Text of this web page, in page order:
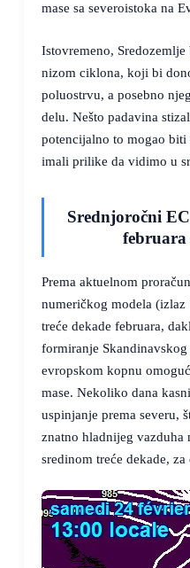
mase sa severoistoka na
Istovremeno,
nizom ciklona, koji bi
poluostrvu, a posebno
delu. Nešto padavina
potencijalno to mogao
imali prilike da vidimo u
Srednjoročni
februara
Prema aktuelnom
numeričkog modela
treće dekade februara,
formiranje
evropskom kopnu
mase. Nekoliko dana
uspinjanje prema severu,
znatno hladnijeg vazduha
sredinom treće dekade,